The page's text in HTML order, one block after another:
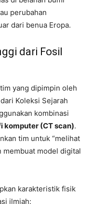
perubahan
dari benua Eropa.
dari Fosil
yang dipimpin oleh
Koleksi Sejarah
kombinasi
komputer (CT scan).
tim untuk “melihat
membuat model digital
karakteristik fisik
ilmiah: